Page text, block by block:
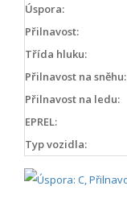
Úspora:
Přilnavost:
Třída hluku:
Přilnavost na sněhu:
Přilnavost na ledu:
EPREL:
Typ vozidla: